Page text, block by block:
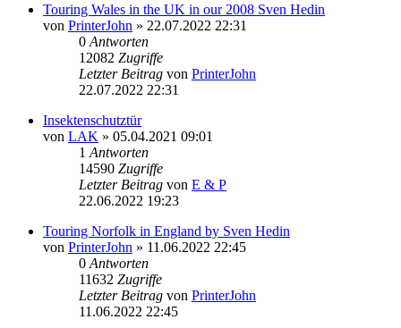
Touring Wales in the UK in our 2008 Sven Hedin
von PrinterJohn » 22.07.2022 22:31
0 Antworten
12082 Zugriffe
Letzter Beitrag von PrinterJohn
22.07.2022 22:31
Insektenschutztür
von LAK » 05.04.2021 09:01
1 Antworten
14590 Zugriffe
Letzter Beitrag von E & P
22.06.2022 19:23
Touring Norfolk in England by Sven Hedin
von PrinterJohn » 11.06.2022 22:45
0 Antworten
11632 Zugriffe
Letzter Beitrag von PrinterJohn
11.06.2022 22:45